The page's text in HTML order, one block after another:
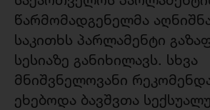
წარმომადგენელმა
საკითხს პარლამენტი
სესიაზე განიხილავს. სხვა
მნიშვნელოვანი
ეხებოდა ბავშვთა